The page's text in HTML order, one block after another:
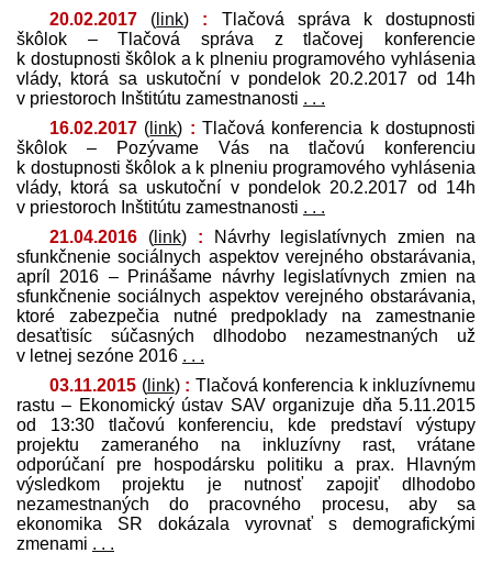
20.02.2017 ( link) : Tlačová správa k dostupnosti
škôlok – Tlačová správa z tlačovej konferencie
k dostupnosti škôlok a k plneniu programového vyhlásenia
vlády, ktorá sa uskutoční v pondelok 20.2.2017 od 14h
v priestoroch Inštitútu zamestnanosti . . .
16.02.2017 ( link) : Tlačová konferencia k dostupnosti
škôlok – Pozývame Vás na tlačovú konferenciu
k dostupnosti škôlok a k plneniu programového vyhlásenia
vlády, ktorá sa uskutoční v pondelok 20.2.2017 od 14h
v priestoroch Inštitútu zamestnanosti . . .
21.04.2016 (link) : Návrhy legislatívnych zmien na
sfunkčnenie sociálnych aspektov verejného obstarávania,
apríl 2016 – Prinášame návrhy legislatívnych zmien na
sfunkčnenie sociálnych aspektov verejného obstarávania,
ktoré zabezpečia nutné pred­poklady na zamestnanie
desaťtisíc súčasných dlhodobo nezamestnaných už
v letnej sezóne 2016 . . .
03.11.2015 (link) : Tlačová konferencia k inkluzívnemu
rastu – Ekonomický ústav SAV organizuje dňa 5.11.2015
od 13:30 tlačovú konferenciu, kde pred­staví výstupy
projektu zameraného na inkluzívny rast, vrátane
odporúčaní pre hospodársku politiku a prax. Hlavným
výsledkom projektu je nutnosť zapojiť dlhodobo
nezamestnaných do pracovného procesu, aby sa
ekonomika SR dokázala vyrovnať s demografickými
zmenami . . .